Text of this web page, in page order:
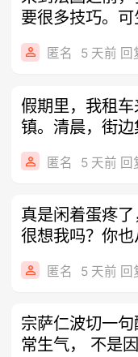
要很多技巧。
重要
匿名 5 天前 回
假期里，我租
镇。清晨，街
在挑
匿名 5 天前 回
真是闲着蛋疼
很想我吗？你
说
匿名 5 天前 回
宗萨仁波切一
常生气， 不是